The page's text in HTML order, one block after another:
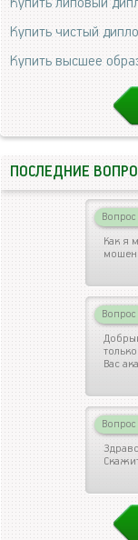
Купить чистый
Купить высшее
ПОСЛЕДНИЕ
Вопрос
Как я
Вопрос
Вас
Вопрос